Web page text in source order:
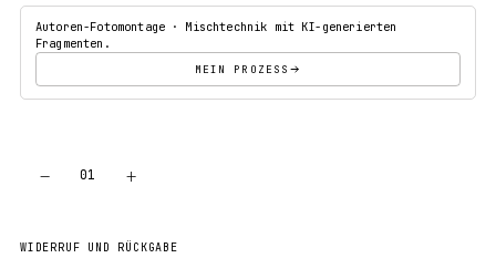
Autoren-Fotomontage · Mischtechnik mit KI-generierten
Fragmenten.
MEIN PROZESS
− 01 +
WIDERRUF UND RÜCKGABE